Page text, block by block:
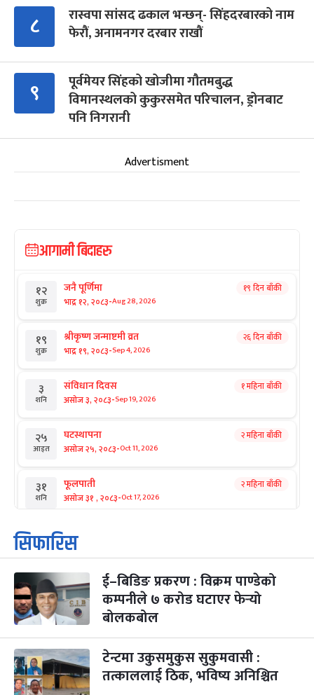
८
रास्वपा सांसद ढकाल भन्छन्- सिंहदरबारको नाम
फेरौं, अनामनगर दरबार राखौं
९
पूर्वमेयर सिंहको खोजीमा गौतमबुद्ध
विमानस्थलको कुकुरसमेत परिचालन, ड्रोनबाट
पनि निगरानी
Advertisment
आगामी बिदाहरु
१२
शुक्र
जनै पूर्णिमा
भाद्र १२, २०८३-Aug 28, 2026
१९ दिन बाँकी
१९
शुक्र
श्रीकृष्ण जन्माष्टमी व्रत
भाद्र १९, २०८३-Sep 4, 2026
२६ दिन बाँकी
३
शनि
संविधान दिवस
असोज ३, २०८३-Sep 19, 2026
१ महिना बाँकी
२५
आइत
घटस्थापना
असोज २५, २०८३-Oct 11, 2026
२ महिना बाँकी
३१
शनि
फूलपाती
असोज ३१ , २०८३-Oct 17, 2026
२ महिना बाँकी
१
आइत
कार्तिक सङ्क्रान्ति
कार्तिक १, २०८३
३
मंगल
महानवमी
कार्तिक ३, २०८३-Oct 20, 2026
२ महिना बाँकी
४
५ पापा‌ङ्कुशा एकादशी व्रत २ महिना बाँकी
सिफारिस
ई–बिडिङ प्रकरण : विक्रम पाण्डेको
कम्पनीले ७ करोड घटाएर फेर्‍यो
बोलकबोल
टेन्टमा उकुसमुकुस सुकुमवासी :
तत्काललाई ठिक, भविष्य अनिश्चित